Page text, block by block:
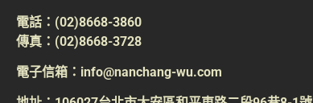
電話：(02)8668-3860
傳真：(02)8668-3728
電子信箱：info@nanchang-wu.com